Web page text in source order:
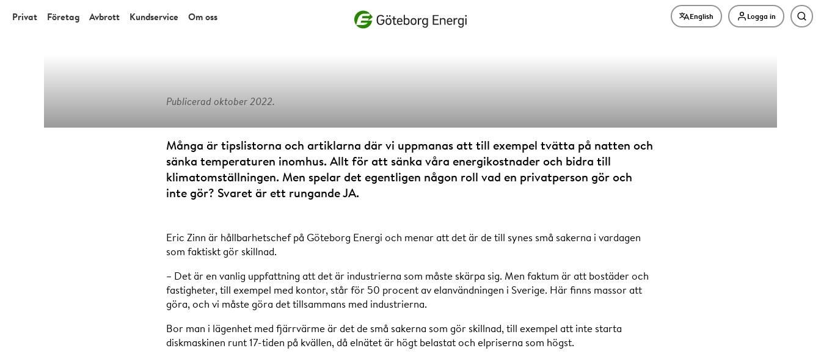
Vad vill du söka efter?
Privat Företag Avbrott Kundservice Om oss English Logga in
Att hushålla med energin gör
skillnad
Publicerad oktober 2022.
Många är tipslistorna och artiklarna där vi uppmanas att till exempel tvätta på natten och
sänka temperaturen inomhus. Allt för att sänka våra energikostnader och bidra till
klimatomställningen. Men spelar det egentligen någon roll vad en privatperson gör och
inte gör? Svaret är ett rungande JA.
Eric Zinn är hållbarhetschef på Göteborg Energi och menar att det är de till synes små sakerna i vardagen
som faktiskt gör skillnad.
– Det är en vanlig uppfattning att det är industrierna som måste skärpa sig. Men faktum är att bostäder och
fastigheter, till exempel med kontor, står för 50 procent av elanvändningen i Sverige. Här finns massor att
göra, och vi måste göra det tillsammans med industrierna.
Bor man i lägenhet med fjärrvärme är det de små sakerna som gör skillnad, till exempel att inte starta
diskmaskinen runt 17-tiden på kvällen, då elnätet är högt belastat och elpriserna som högst.